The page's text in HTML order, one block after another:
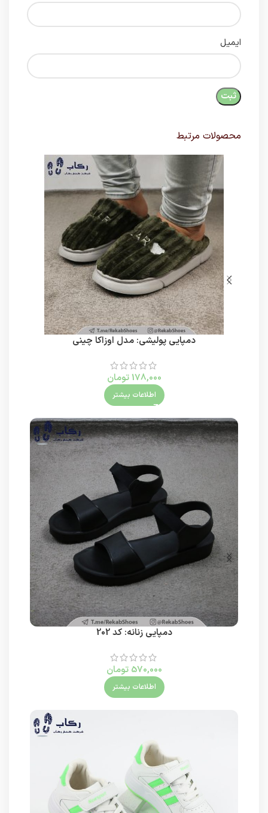
ایمیل
محصولات مرتبط
دمپایی پولیشی: مدل اوزاکا چینی
178,000تومان
اطلاعات بیشتر
دمپایی زنانه: کد 202
570,000 تومان
اطلاعات بیشتر